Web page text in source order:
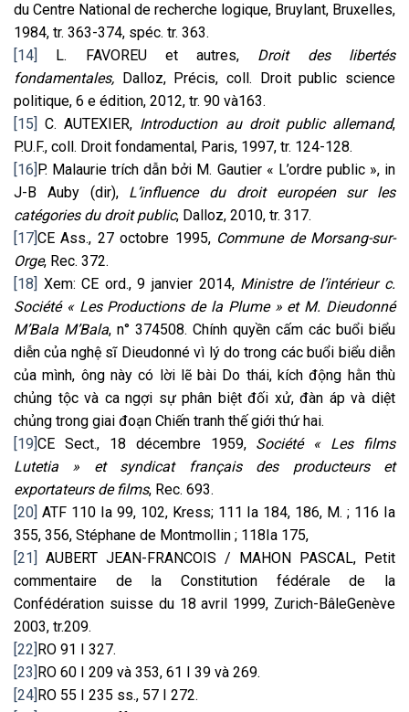
du Centre National de recherche logique, Bruylant, Bruxelles,
1984, tr. 363-374, spéc. tr. 363.
[14]
L. FAVOREU et autres, Droit des libertés
fondamentales, Dalloz, Précis, coll. Droit public science
politique, 6 e édition, 2012, tr. 90 và163.
[15]
C. AUTEXIER, Introduction au droit public allemand,
P.U.F., coll. Droit fondamental, Paris, 1997, tr. 124-128.
[16] P. Malaurie trích dẫn bởi M. Gautier « L’ordre public », in
J-B Auby (dir), L’influence du droit européen sur les
catégories du droit public, Dalloz, 2010, tr. 317.
[17] CE Ass., 27 octobre 1995, Commune de Morsang-sur-
Orge, Rec. 372.
[18]
Xem: CE ord., 9 janvier 2014, Ministre de l’intérieur c.
Société « Les Productions de la Plume » et M. Dieudonné
M’Bala M’Bala, n° 374508. Chính quyền cấm các buổi biểu
diễn của nghệ sĩ Dieudonné vì lý do trong các buổi biểu diễn
của mình, ông này có lời lẽ bài Do thái, kích động hằn thù
chủng tộc và ca ngợi sự phân biệt đối xử, đàn áp và diệt
chủng trong giai đoạn Chiến tranh thế giới thứ hai.
[19] CE Sect., 18 décembre 1959, Société « Les films
Lutetia » et syndicat français des producteurs et
exportateurs de films, Rec. 693.
[20] ATF 110 Ia 99, 102, Kress; 111 Ia 184, 186, M. ; 116 Ia
355, 356, Stéphane de Montmollin ; 118Ia 175,
[21]
AUBERT JEAN-FRANCOIS / MAHON PASCAL, Petit
commentaire de la Constitution fédérale de la
Confédération suisse du 18 avril 1999, Zurich-BâleGenève
2003, tr.209.
[22] RO 91 I 327.
[23] RO 60 I 209 và 353, 61 I 39 và 269.
[24] RO 55 I 235 ss., 57 I 272.